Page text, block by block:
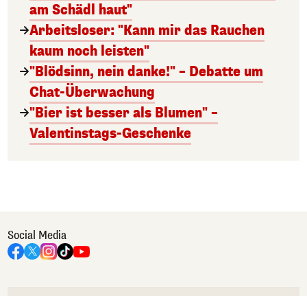
am Schädl haut"
Arbeitsloser: "Kann mir das Rauchen
kaum noch leisten"
"Blödsinn, nein danke!" – Debatte um
Chat-Überwachung
"Bier ist besser als Blumen" –
Valentinstags-Geschenke
Social Media